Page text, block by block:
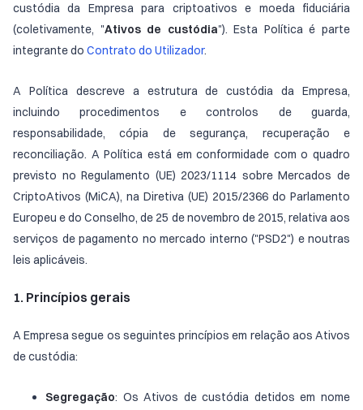
custódia da Empresa para criptoativos e moeda fiduciária
(coletivamente, "Ativos de custódia"). Esta Política é parte
integrante do Contrato do Utilizador.
A Política descreve a estrutura de custódia da Empresa,
incluindo procedimentos e controlos de guarda,
responsabilidade, cópia de segurança, recuperação e
reconciliação. A Política está em conformidade com o quadro
previsto no Regulamento (UE) 2023/1114 sobre Mercados de
CriptoAtivos (MiCA), na Diretiva (UE) 2015/2366 do Parlamento
Europeu e do Conselho, de 25 de novembro de 2015, relativa aos
serviços de pagamento no mercado interno ("PSD2") e noutras
leis aplicáveis.
1. Princípios gerais
A Empresa segue os seguintes princípios em relação aos Ativos
de custódia:
Segregação: Os Ativos de custódia detidos em nome